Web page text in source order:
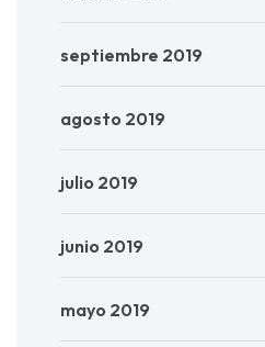
septiembre 2019
agosto 2019
julio 2019
junio 2019
mayo 2019